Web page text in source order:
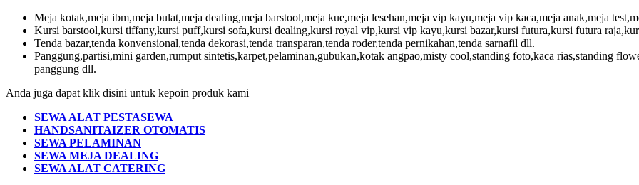
Meja kotak,meja ibm,meja bulat,meja dealing,meja barstool,meja kue,meja lesehan,meja vip kayu,meja vip kaca,meja anak,meja
Kursi barstool,kursi tiffany,kursi puff,kursi sofa,kursi dealing,kursi royal vip,kursi vip kayu,kursi bazar,kursi futura,kursi futura
Tenda bazar,tenda konvensional,tenda dekorasi,tenda transparan,tenda roder,tenda pernikahan,tenda sarnafil dll.
Panggung,partisi,mini garden,rumput sintetis,karpet,pelaminan,gubukan,kotak angpao,misty cool,standing foto,kaca rias,standing
panggung dll.
Anda juga dapat klik disini untuk kepoin produk kami
SEWA ALAT PESTASEWA
HANDSANITAIZER OTOMATIS
SEWA PELAMINAN
SEWA MEJA DEALING
SEWA ALAT CATERING